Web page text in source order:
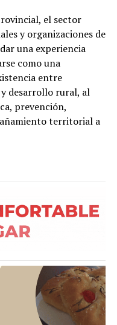
el sector
y organizaciones de
una experiencia
como una
entre
desarrollo rural, al
prevención,
territorial a